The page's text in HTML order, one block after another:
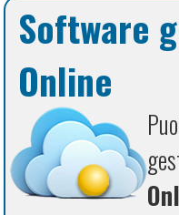
Software
Online